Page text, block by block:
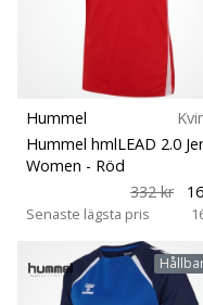
det…
•
1 min. läsning
Become
Komfort och
Idrottsgren
Passform
Kategori
Modell
Hummel
Hummel hmlLEAD 2.0
Women - Röd
332 kr
Senaste lägsta pris